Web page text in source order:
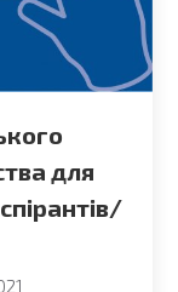
для